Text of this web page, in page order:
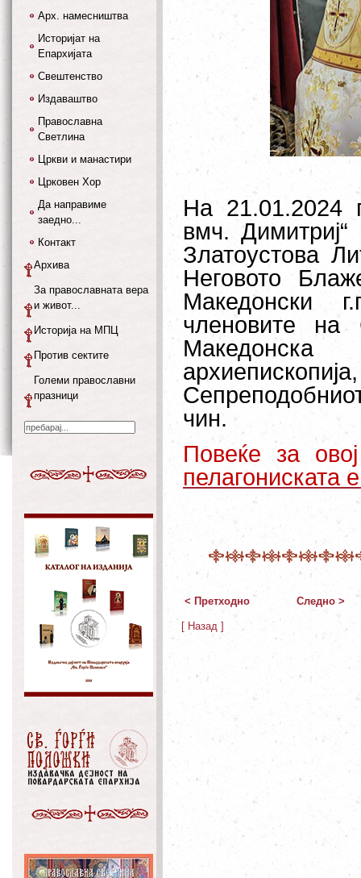
На 21.01.2024
вмч.
Златоустова
Неговото
Македонски
членовите
Македонска
чин.
Повеќе за
< Претходно Следно >
[ Назад ]
Арх. намесништва
Историјат на
Епархијата
Свештенство
Издаваштво
Православна
Светлина
Цркви и манастири
Црковен Хор
Да направиме
заедно...
Контакт
Архива
За православната вера
и живот...
Историја на МПЦ
Против сектите
Големи православни
празници